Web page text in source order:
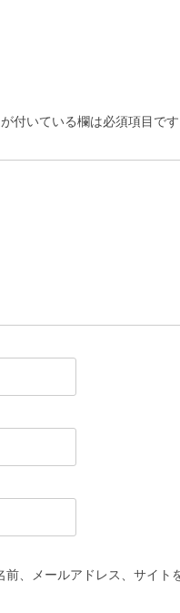
が付いている欄は必須項目です
、メールアドレス、サイト